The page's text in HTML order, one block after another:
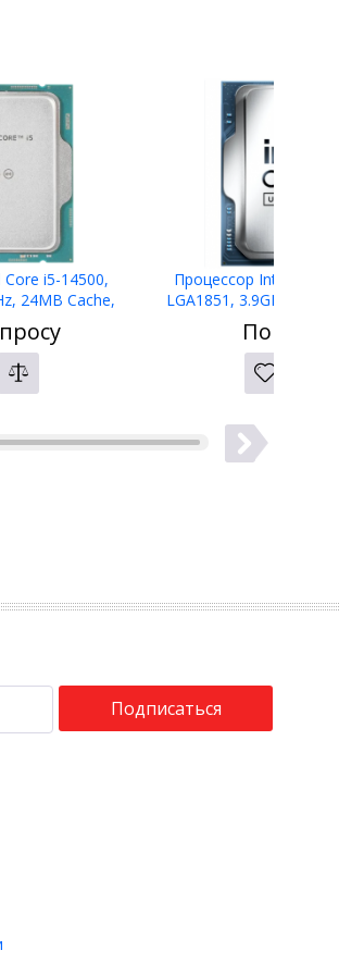
i5-14500,
24MB Cache,
Процессор Intel Core
LGA1851, 3.9GHz, 20C/
36Mb, IntelUHD,
По
Подписаться